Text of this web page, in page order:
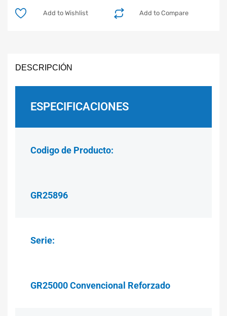
Add to Compare
Add to Wishlist
DESCRIPCIÓN
ESPECIFICACIONES
Codigo de Producto:
GR25896
Serie:
GR25000 Convencional Reforzado